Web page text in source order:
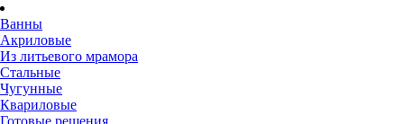
Ванны
Акриловые
Из литьевого мрамора
Стальные
Чугунные
Квариловые
Готовые решения